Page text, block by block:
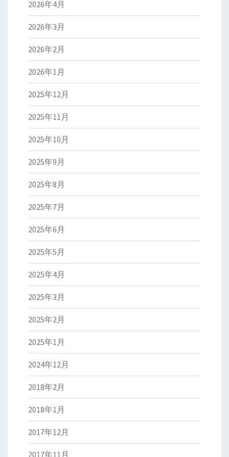
2026年4月
2026年3月
2026年2月
2026年1月
2025年12月
2025年11月
2025年10月
2025年9月
2025年8月
2025年7月
2025年6月
2025年5月
2025年4月
2025年3月
2025年2月
2025年1月
2024年12月
2018年2月
2018年1月
2017年12月
2017年11月